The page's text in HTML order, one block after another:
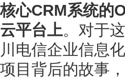
核心CRM系统的
云平台上。对于
川电信企业信息
项目背后的故事